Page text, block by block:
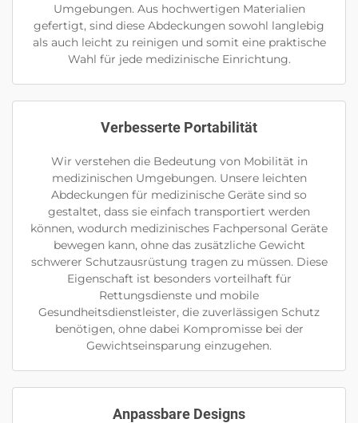
Umgebungen. Aus hochwertigen Materialien
gefertigt, sind diese Abdeckungen sowohl langlebig
als auch leicht zu reinigen und somit eine praktische
Wahl für jede medizinische Einrichtung.
Verbesserte Portabilität
Wir verstehen die Bedeutung von Mobilität in
medizinischen Umgebungen. Unsere leichten
Abdeckungen für medizinische Geräte sind so
gestaltet, dass sie einfach transportiert werden
können, wodurch medizinisches Fachpersonal Geräte
bewegen kann, ohne das zusätzliche Gewicht
schwerer Schutzausrüstung tragen zu müssen. Diese
Eigenschaft ist besonders vorteilhaft für
Rettungsdienste und mobile
Gesundheitsdienstleister, die zuverlässigen Schutz
benötigen, ohne dabei Kompromisse bei der
Gewichtseinsparung einzugehen.
Anpassbare Designs